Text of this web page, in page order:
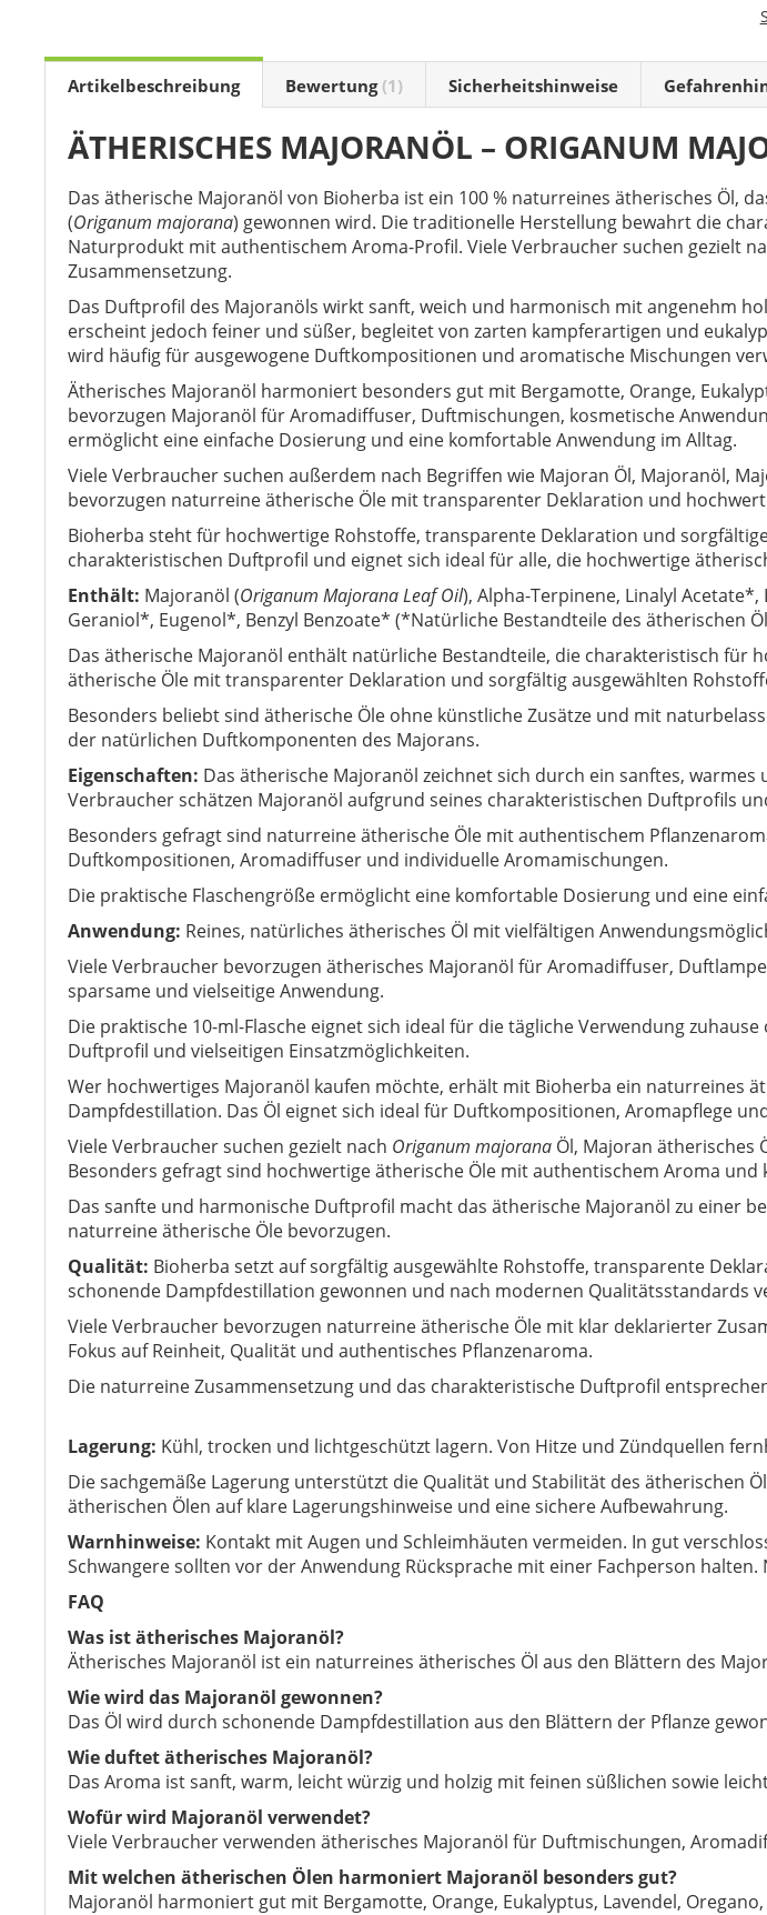
of
gallery
Artikelbeschreibung
ÄTHERISCHES MAJORANÖL – ORIGANUM
Das ätherische Majoranöl von Bioherba ist ein 100 % naturreines ätherisches Öl,
(Origanum majorana) gewonnen wird. Die traditionelle Herstellung bewahrt die
Naturprodukt mit authentischem Aroma-Profil. Viele Verbraucher suchen gezielt
Zusammensetzung.
Das Duftprofil des Majoranöls wirkt sanft, weich und harmonisch mit angenehm
erscheint jedoch feiner und süßer, begleitet von zarten kampferartigen und
wird häufig für ausgewogene Duftkompositionen und aromatische Mischungen
Ätherisches Majoranöl harmoniert besonders gut mit Bergamotte, Orange,
bevorzugen Majoranöl für Aromadiffuser, Duftmischungen, kosmetische
ermöglicht eine einfache Dosierung und eine komfortable Anwendung im Alltag.
Viele Verbraucher suchen außerdem nach Begriffen wie Majoran Öl, Majoranöl,
bevorzugen naturreine ätherische Öle mit transparenter Deklaration und
Bioherba steht für hochwertige Rohstoffe, transparente Deklaration und
charakteristischen Duftprofil und eignet sich ideal für alle, die hochwertige
Enthält: Majoranöl (Origanum Majorana Leaf Oil), Alpha-Terpinene, Linalyl
Geraniol*, Eugenol*, Benzyl Benzoate* (*Natürliche Bestandteile des ätherischen
Das ätherische Majoranöl enthält natürliche Bestandteile, die charakteristisch für
ätherische Öle mit transparenter Deklaration und sorgfältig ausgewählten
Besonders beliebt sind ätherische Öle ohne künstliche Zusätze und mit
der natürlichen Duftkomponenten des Majorans.
Eigenschaften: Das ätherische Majoranöl zeichnet sich durch ein sanftes,
Verbraucher schätzen Majoranöl aufgrund seines charakteristischen Duftprofils
Besonders gefragt sind naturreine ätherische Öle mit authentischem
Duftkompositionen, Aromadiffuser und individuelle Aromamischungen.
Die praktische Flaschengröße ermöglicht eine komfortable Dosierung und eine
Anwendung: Reines, natürliches ätherisches Öl mit vielfältigen
Viele Verbraucher bevorzugen ätherisches Majoranöl für Aromadiffuser,
sparsame und vielseitige Anwendung.
Die praktische 10-ml-Flasche eignet sich ideal für die tägliche Verwendung
Duftprofil und vielseitigen Einsatzmöglichkeiten.
Wer hochwertiges Majoranöl kaufen möchte, erhält mit Bioherba ein naturreines
Dampfdestillation. Das Öl eignet sich ideal für Duftkompositionen, Aromapflege
Viele Verbraucher suchen gezielt nach Origanum majorana Öl, Majoran
Besonders gefragt sind hochwertige ätherische Öle mit authentischem Aroma
Das sanfte und harmonische Duftprofil macht das ätherische Majoranöl zu einer
naturreine ätherische Öle bevorzugen.
Qualität: Bioherba setzt auf sorgfältig ausgewählte Rohstoffe, transparente
schonende Dampfdestillation gewonnen und nach modernen Qualitätsstandards
Viele Verbraucher bevorzugen naturreine ätherische Öle mit klar deklarierter
Fokus auf Reinheit, Qualität und authentisches Pflanzenaroma.
Die naturreine Zusammensetzung und das charakteristische Duftprofil
Lagerung: Kühl, trocken und lichtgeschützt lagern. Von Hitze und Zündquellen
Die sachgemäße Lagerung unterstützt die Qualität und Stabilität des ätherischen
ätherischen Ölen auf klare Lagerungshinweise und eine sichere Aufbewahrung.
Warnhinweise: Kontakt mit Augen und Schleimhäuten vermeiden. In gut
Schwangere sollten vor der Anwendung Rücksprache mit einer Fachperson
FAQ
Was ist ätherisches Majoranöl?
Ätherisches Majoranöl ist ein naturreines ätherisches Öl aus den Blättern des
Wie wird das Majoranöl gewonnen?
Das Öl wird durch schonende Dampfdestillation aus den Blättern der Pflanze
Wie duftet ätherisches Majoranöl?
Das Aroma ist sanft, warm, leicht würzig und holzig mit feinen süßlichen sowie
Wofür wird Majoranöl verwendet?
Viele Verbraucher verwenden ätherisches Majoranöl für Duftmischungen,
Mit welchen ätherischen Ölen harmoniert Majoranöl besonders gut?
Majoranöl harmoniert gut mit Bergamotte, Orange, Eukalyptus, Lavendel,
Bewertung 1 Sicherheitshinweise